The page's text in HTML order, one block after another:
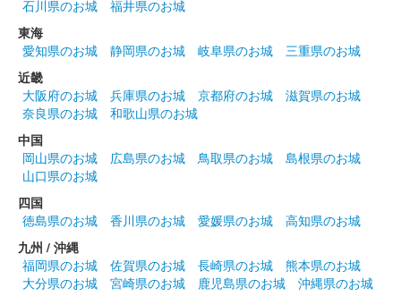
沼田城跡 御城印
沼田城址 御城印
販売終了
沼田城跡 御城印 城の日
販売終了
石川県のお城
福井県のお城
東海
愛知県のお城
静岡県のお城 岐阜県のお城
三重県のお城
近畿
大阪府のお城
兵庫県のお城 京都府のお城
滋賀県のお城
奈良県のお城
和歌山県のお城
中国
岡山県のお城
広島県のお城 鳥取県のお城
島根県のお城
山口県のお城
四国
徳島県のお城
香川県のお城 愛媛県のお城
高知県のお城
九州 / 沖縄
福岡県のお城
佐賀県のお城 長崎県のお城
熊本県のお城
大分県のお城
宮崎県のお城 鹿児島県のお城 沖縄県のお城